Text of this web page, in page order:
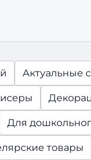
Актуальные
Для
товары